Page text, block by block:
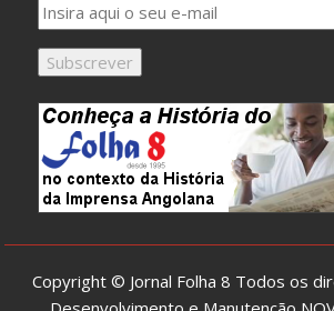
Copyright © Jornal Folha 8 Todos os